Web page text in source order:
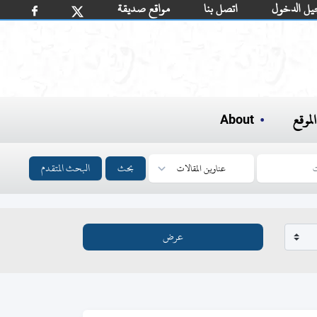
مواقع صديقة اتصل بنا الدخول
About
بحث البحث المتقدم